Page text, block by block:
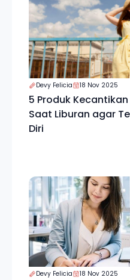
Devy Felicia 18 Nov 2025
5 Produk
Saat Liburan agar
Diri
Devy Felicia 18 Nov 2025